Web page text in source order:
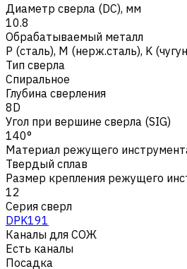
Диаметр сверла (DC), мм
10.8
Обрабатываемый металл
Р (сталь), M (нерж.сталь), K
Тип сверла
Спиральное
Глубина сверления
8D
Угол при вершине сверла (SIG)
140°
Материал режущего
Твердый сплав
Размер крепления режущего
12
Серия сверл
DPK191
Каналы для СОЖ
Есть каналы
Посадка